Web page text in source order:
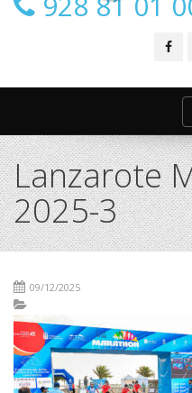
Lanzarote
2025-3
09/12/2025